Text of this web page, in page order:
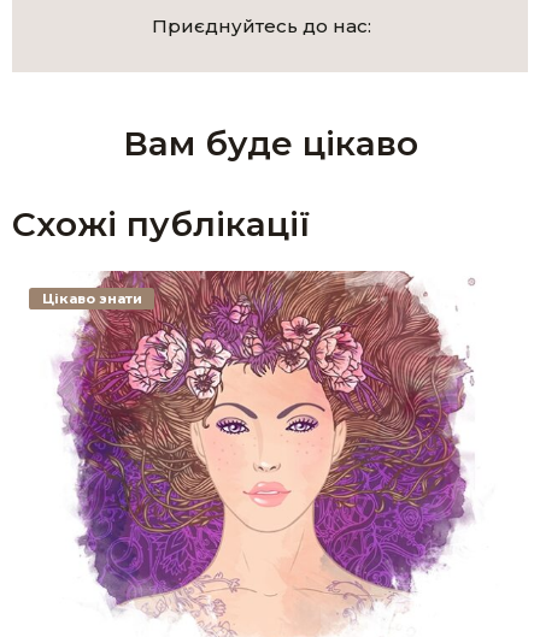
Приєднуйтесь до нас:
Вам буде цікаво
Схожі публікації
Цікаво знати